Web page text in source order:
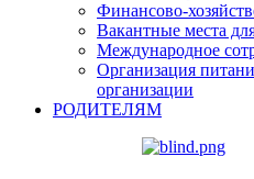
Финансово-
Вакантные места
Международное
Организация
организации
РОДИТЕЛЯМ